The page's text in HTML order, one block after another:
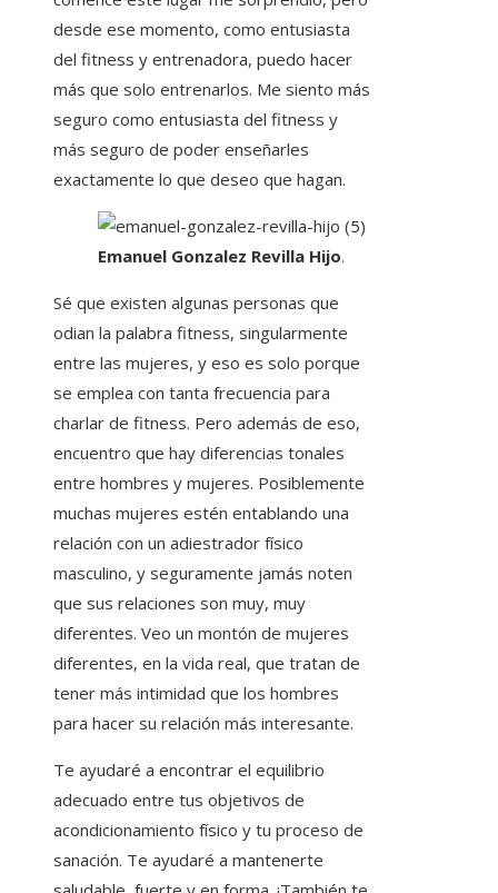
desde ese momento, como entusiasta
del fitness y entrenadora, puedo hacer
más que solo entrenarlos. Me siento más
seguro como entusiasta del fitness y
más seguro de poder enseñarles
exactamente lo que deseo que hagan.
Emanuel Gonzalez Revilla Hijo.
Sé que existen algunas personas que
odian la palabra fitness, singularmente
entre las mujeres, y eso es solo porque
se emplea con tanta frecuencia para
charlar de fitness. Pero además de eso,
encuentro que hay diferencias tonales
entre hombres y mujeres. Posiblemente
muchas mujeres estén entablando una
relación con un adiestrador físico
masculino, y seguramente jamás noten
que sus relaciones son muy, muy
diferentes. Veo un montón de mujeres
diferentes, en la vida real, que tratan de
tener más intimidad que los hombres
para hacer su relación más interesante.
Te ayudaré a encontrar el equilibrio
adecuado entre tus objetivos de
acondicionamiento físico y tu proceso de
sanación. Te ayudaré a mantenerte